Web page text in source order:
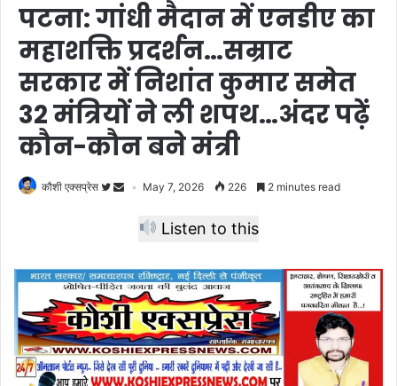
पटना: गांधी मैदान में एनडीए का
महाशक्ति प्रदर्शन…सम्राट
सरकार में निशांत कुमार समेत
32 मंत्रियों ने ली शपथ…अंदर पढ़ें
कौन-कौन बने मंत्री
कौशी एक्सप्रेस May 7, 2026 226 2 minutes read
Listen to this